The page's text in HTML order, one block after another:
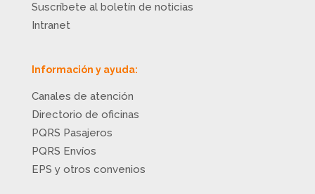
Suscríbete al boletín de noticias
Intranet
Información y ayuda:
Canales de atención
Directorio de oficinas
PQRS Pasajeros
PQRS Envíos
EPS y otros convenios